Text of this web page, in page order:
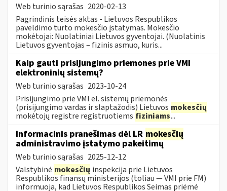
Web turinio sąrašas 2020-02-13
Pagrindinis teisės aktas - Lietuvos Respublikos
paveldimo turto mokesčio įstatymas. Mokesčio
mokėtojai: Nuolatiniai Lietuvos gyventojai. (Nuolatinis
Lietuvos gyventojas – fizinis asmuo, kuris...
Kaip gauti prisijungimo priemones prie VMI
elektroninių sistemų?
Web turinio sąrašas 2023-10-24
Prisijungimo prie VMI el. sistemų priemonės
(prisijungimo vardas ir slaptažodis) Lietuvos mokesčių
mokėtojų registre registruotiems fiziniams...
Informacinis pranešimas dėl LR mokesčių
administravimo įstatymo pakeitimų
Web turinio sąrašas 2025-12-12
Valstybinė mokesčių inspekcija prie Lietuvos
Respublikos finansų ministerijos (toliau — VMI prie FM)
informuoja, kad Lietuvos Respublikos Seimas priėmė